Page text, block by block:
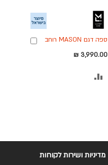
ספה דגם MASON רוחב
3,990.00 ₪
הוספה
מדיניות ושירות לקוחות